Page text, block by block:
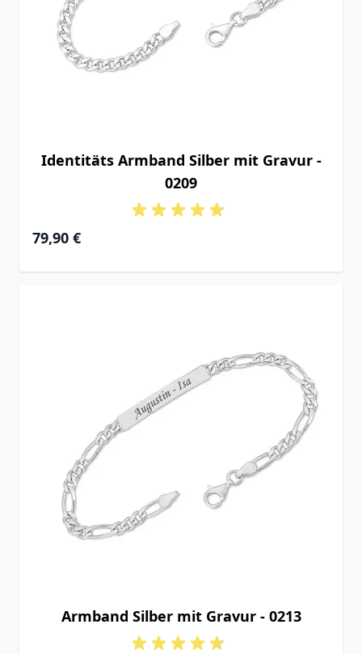
Identitäts Armband Silber mit Gravur -
0209
Ab
79,90 €
Armband Silber mit Gravur - 0213